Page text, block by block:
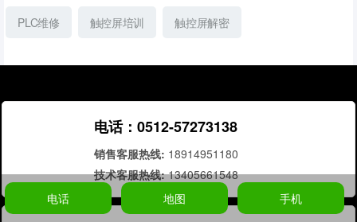
PLC维修 触控屏培训 触控屏解密
电话：0512-57273138
销售客服热线: 18914951180
技术客服热线:13405661548
电话 地图 手机